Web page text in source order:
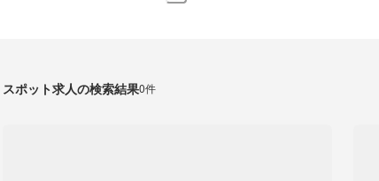
スポット求人の検索結果0件